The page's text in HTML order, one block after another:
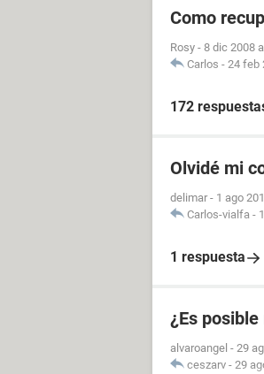
Como
Rosy - 8 dic 2008
Carlos - 24 feb
172
Olvidé mi
delimar - 1 ago
Carlos-vialfa -
1 respuesta
¿Es
alvaroangel - 29
ceszarv - 29